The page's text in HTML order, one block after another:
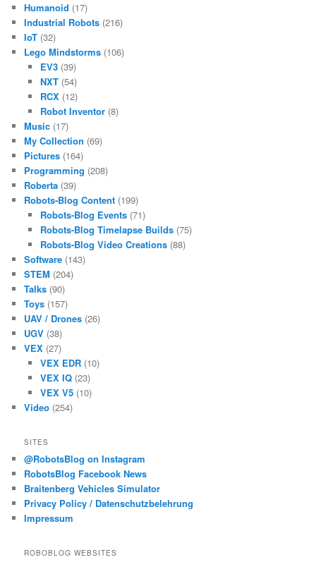
Humanoid (17)
Industrial Robots (216)
IoT (32)
Lego Mindstorms (106)
EV3(39)
NXT(54)
RCX(12)
Robot Inventor(8)
Music (17)
My Collection (69)
Pictures (164)
Programming (208)
Roberta (39)
Robots-Blog Content (199)
Robots-Blog Events(71)
Robots-Blog Timelapse Builds(75)
Robots-Blog Video Creations(88)
Software (143)
STEM (204)
Talks (90)
Toys (157)
UAV / Drones (26)
UGV (38)
VEX (27)
VEX EDR(10)
VEX IQ(23)
VEX V5(10)
Video (254)
SITES
@RobotsBlog on Instagram
RobotsBlog Facebook News
Braitenberg Vehicles Simulator
Privacy Policy / Datenschutzbelehrung
Impressum
ROBOBLOG WEBSITES